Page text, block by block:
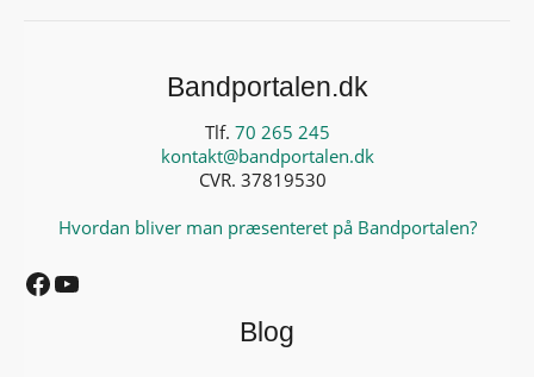
Bandportalen.dk
Tlf. 70 265 245
kontakt@bandportalen.dk
CVR. 37819530
Hvordan bliver man præsenteret på Bandportalen?
Facebook
Blog